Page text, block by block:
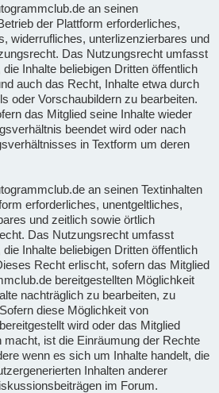
an seinen
der Plattform erforderliches,
widerrufliches, unterlizenzierbares und
Das Nutzungsrecht umfasst
Inhalte beliebigen Dritten öffentlich
auch das Recht, Inhalte etwa durch
oder Vorschaubildern zu bearbeiten.
das Mitglied seine Inhalte wieder
beendet wird oder nach
in Textform um deren
an seinen Textinhalten
erforderliches, unentgeltliches,
und zeitlich sowie örtlich
Das Nutzungsrecht umfasst
Inhalte beliebigen Dritten öffentlich
Recht erlischt, sofern das Mitglied
bereitgestellten Möglichkeit
nachträglich zu bearbeiten, zu
diese Möglichkeit von
wird oder das Mitglied
macht, ist die Einräumung der Rechte
wenn es sich um Inhalte handelt, die
Inhalten anderer
im Forum.